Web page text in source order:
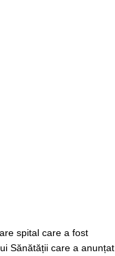
spital care a fost
Sănătății care a anunțat